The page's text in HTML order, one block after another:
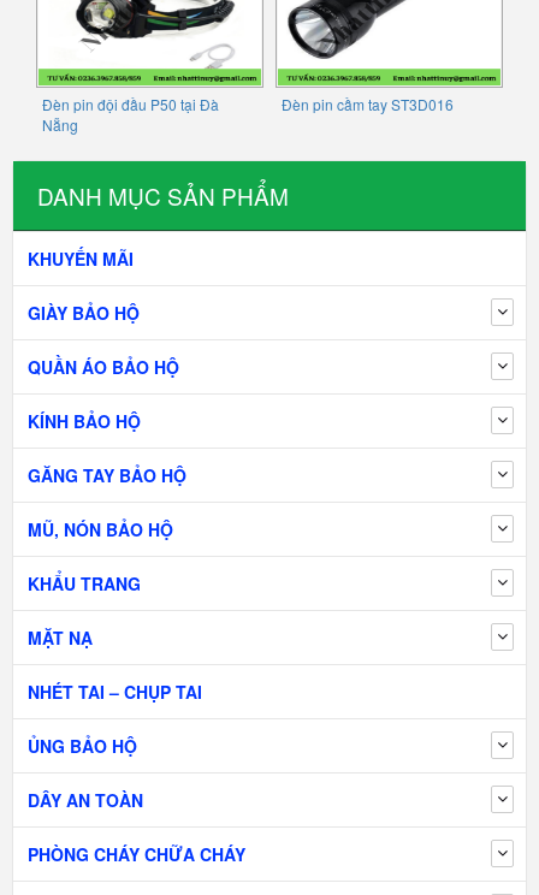
DANH MỤC SẢN PHẨM
KHUYẾN MÃI
GIÀY BẢO HỘ
QUẦN ÁO BẢO HỘ
KÍNH BẢO HỘ
GĂNG TAY BẢO HỘ
MŨ, NÓN BẢO HỘ
KHẨU TRANG
MẶT NẠ
NHÉT TAI – CHỤP TAI
ỦNG BẢO HỘ
DÂY AN TOÀN
PHÒNG CHÁY CHỮA CHÁY
Đèn pin đội đầu P50 tại Đà
Nẵng
Đèn pin cầm tay ST3D016